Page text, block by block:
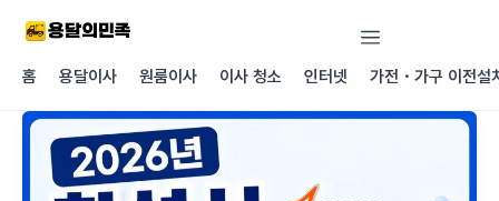
건너뛰기
홈
용달이사 원룸이사 이사 청소 인터넷 가전・가구 이전설